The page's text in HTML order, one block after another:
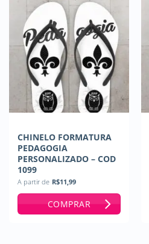
CHINELO FORMATURA
PEDAGOGIA
PERSONALIZADO – COD
1099
A partir de R$11,99
COMPRAR